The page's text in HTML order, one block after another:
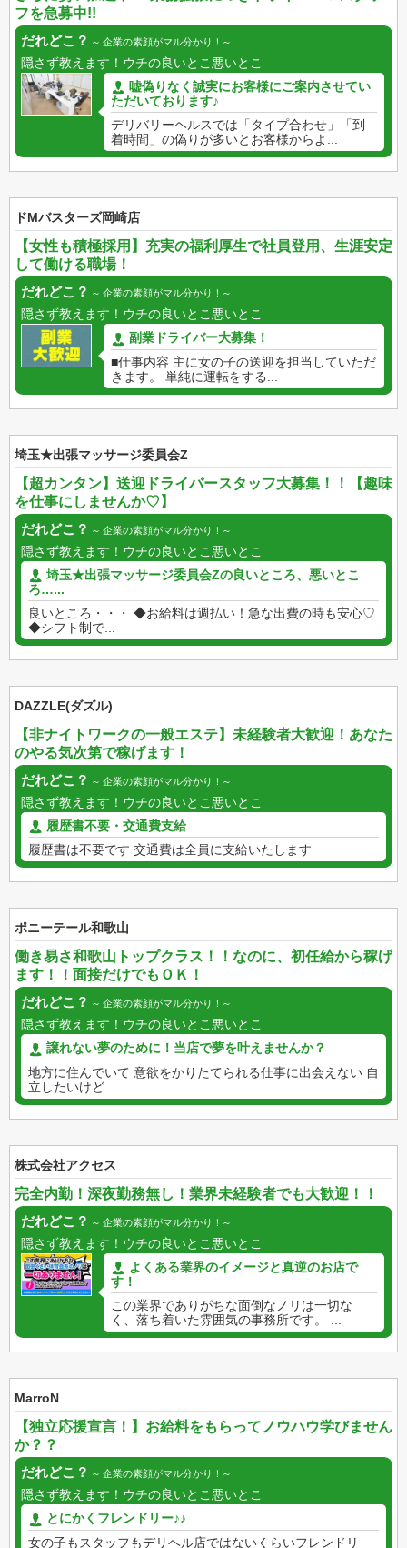
フを急募中!!
だれどこ？
企業の素顔がマル分かり！
隠さず教えます！ウチの良いとこ悪いとこ
嘘偽りなく誠実にお客様にご案内させてい
ただいております♪
デリバリーヘルスでは「タイプ合わせ」「到
着時間」の偽りが多いとお客様からよ...
ドМバスターズ岡崎店
【女性も積極採用】充実の福利厚生で社員登用、生涯安定
して働ける職場！
だれどこ？
企業の素顔がマル分かり！
隠さず教えます！ウチの良いとこ悪いとこ
副業ドライバー大募集！
■仕事内容 主に女の子の送迎を担当していただ
きます。 単純に運転をする...
埼玉★出張マッサージ委員会Z
【超カンタン】送迎ドライバースタッフ大募集！！【趣味
を仕事にしませんか♡】
だれどこ？
企業の素顔がマル分かり！
隠さず教えます！ウチの良いとこ悪いとこ
埼玉★出張マッサージ委員会Zの良いところ、悪いとこ
ろ…...
良いところ・・・ ◆お給料は週払い！急な出費の時も安心♡
◆シフト制で...
DAZZLE(ダズル)
【非ナイトワークの一般エステ】未経験者大歓迎！あなた
のやる気次第で稼げます！
だれどこ？
企業の素顔がマル分かり！
隠さず教えます！ウチの良いとこ悪いとこ
履歴書不要・交通費支給
履歴書は不要です 交通費は全員に支給いたします
ポニーテール和歌山
働き易さ和歌山トップクラス！！なのに、初任給から稼げ
ます！！面接だけでもＯＫ！
だれどこ？
企業の素顔がマル分かり！
隠さず教えます！ウチの良いとこ悪いとこ
譲れない夢のために！当店で夢を叶えませんか？
地方に住んでいて 意欲をかりたてられる仕事に出会えない 自
立したいけど...
株式会社アクセス
完全内勤！深夜勤務無し！業界未経験者でも大歓迎！！
だれどこ？
企業の素顔がマル分かり！
隠さず教えます！ウチの良いとこ悪いとこ
よくある業界のイメージと真逆のお店で
す！
この業界でありがちな面倒なノリは一切な
く、落ち着いた雰囲気の事務所です。 ...
MarroN
【独立応援宣言！】お給料をもらってノウハウ学びません
か？？
だれどこ？
企業の素顔がマル分かり！
隠さず教えます！ウチの良いとこ悪いとこ
とにかくフレンドリー♪♪
女の子もスタッフもデリヘル店ではないくらいフレンドリ